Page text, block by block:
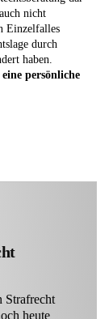
nicht
Einzelfalles
durch
haben.
persönliche
Strafrecht
heute